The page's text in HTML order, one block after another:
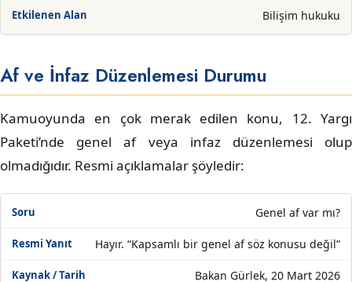
Bilişim hukuku
Af ve İnfaz Düzenlemesi Durumu
Kamuoyunda en çok merak edilen konu, 12. Yargı
Paketi’nde genel af veya infaz düzenlemesi olup
olmadığıdır. Resmi açıklamalar şöyledir:
Genel af var mı?
Hayır. “Kapsamlı bir genel af söz konusu değil”
Bakan Gürlek, 20 Mart 2026